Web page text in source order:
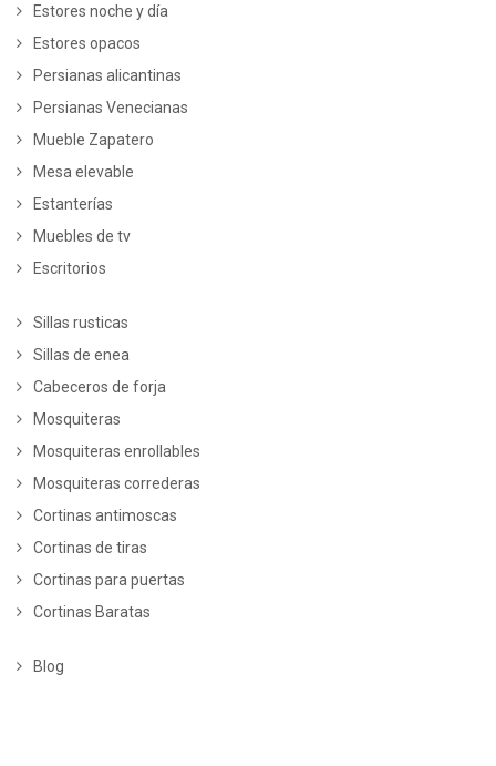
Estores noche y día
Estores opacos
Persianas alicantinas
Persianas Venecianas
Mueble Zapatero
Mesa elevable
Estanterías
Muebles de tv
Escritorios
Sillas rusticas
Sillas de enea
Cabeceros de forja
Mosquiteras
Mosquiteras enrollables
Mosquiteras correderas
Cortinas antimoscas
Cortinas de tiras
Cortinas para puertas
Cortinas Baratas
Blog